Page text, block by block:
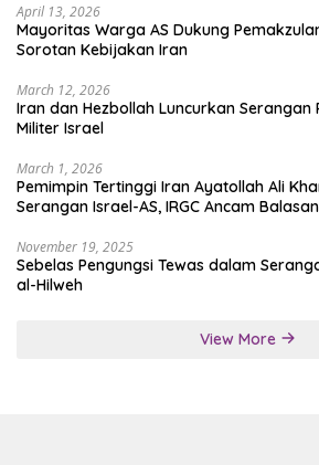
April 13, 2026
Mayoritas Warga AS Dukung
Sorotan Kebijakan Iran
March 12, 2026
Iran dan Hezbollah Luncurkan Serangan
Militer Israel
March 1, 2026
Pemimpin Tertinggi Iran Ayatollah Ali
Serangan Israel-AS, IRGC Ancam
November 19, 2025
Sebelas Pengungsi Tewas dalam
al-Hilweh
View More